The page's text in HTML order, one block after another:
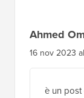
Ahmed
16 nov 2023
è un